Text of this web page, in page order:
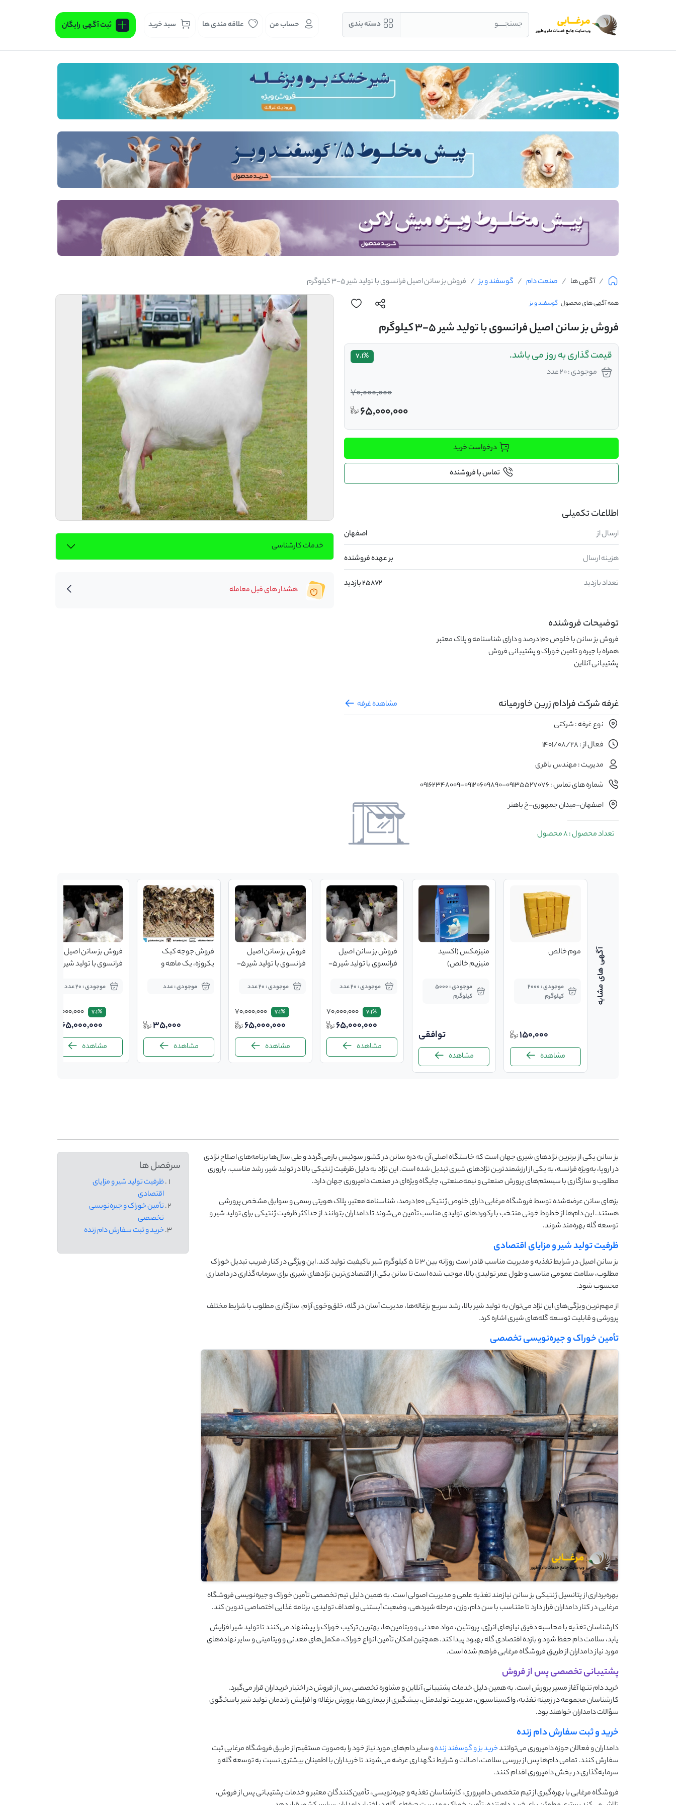
جستجــــو دسته بندی حساب من علاقه مندی ها سبد خرید ثبت آگهی رایگان
آگهی ها صنعت دام گوسفند و بز فروش بز سانن اصیل فرانسوی با تولید شیر 5-3 کیلوگرم
همه آگهی های محصول گوسفند و بز
فروش بز سانن اصیل فرانسوی با تولید شیر 5-3 کیلوگرم
قیمت گذاری به روز می باشد.
موجودی : 20 عدد
7.1%
70,000,000
65,000,000
درخواست خرید
تماس با فروشنده
اطلاعات تکمیلی
ارسال از اصفهان
هزینه ارسال بر عهده فروشنده
تعداد بازدید 25872 بازدید
توضیحات فروشنده
پشتیبانی آنلاین
غرفه شرکت فرادام زرین خاورمیانه
مشاهده غرفه
نوع غرفه : شرکتی
فعال از : 1401/08/28
مدیریت : مهندس باقری
شماره های تماس : 09135527076-09120609890-09162348009
اصفهان-میدان جمهوری-خ باهنر
تعداد محصول : 8 محصول
خدمات کارشناسی
هشدار های قبل معامله
موم خالص
موجودی : 2000
کیلوگرم
150,000
مشاهده
منیزمکس (اکسید
منیزیم خالص)
موجودی : 5000
کیلوگرم
توافقی
مشاهده
فروش بز سانن اصیل
فرانسوی با تولید شیر 5-
موجودی : 20 عدد
7.1%
70,000,000
65,000,000
مشاهده
فروش بز سانن اصیل
فرانسوی با تولید شیر 5-
موجودی : 20 عدد
7.1%
70,000,000
65,000,000
مشاهده
فروش جوجه کبک
یکروزه، یک ماهه و
موجودی : عدد
35,000
مشاهده
فروش بز سانن اصیل
موجودی : 20 عدد
7.1%
70,000,000
65,000,000
مشاهده
بز سانن یکی از برترین نژادهای شیری جهان است که خاستگاه اصلی آن به دره سانن در کشور سوئیس بازمی‌گردد و طی سال‌ها برنامه‌های اصلاح نژادی
در اروپا، به‌ویژه فرانسه، به یکی از ارزشمندترین نژادهای شیری تبدیل شده است. این نژاد به دلیل ظرفیت ژنتیکی بالا در تولید شیر، رشد مناسب، باروری
مطلوب و سازگاری با سیستم‌های پرورش صنعتی و نیمه‌صنعتی، جایگاه ویژه‌ای در صنعت دامپروری جهان دارد.
بزهای سانن عرضه‌شده توسط فروشگاه مرغابی دارای خلوص ژنتیکی ۱۰۰ درصد، شناسنامه معتبر، پلاک هویتی رسمی و سوابق مشخص پرورشی
هستند. این دام‌ها از خطوط خونی منتخب با رکوردهای تولیدی مناسب تأمین می‌شوند تا دامداران بتوانند از حداکثر ظرفیت ژنتیکی برای تولید شیر و
توسعه گله بهره‌مند شوند.
ظرفیت تولید شیر و مزایای اقتصادی
بز سانن اصیل در شرایط تغذیه و مدیریت مناسب قادر است روزانه بین ۳ تا ۵ کیلوگرم شیر باکیفیت تولید کند. این ویژگی در کنار ضریب تبدیل خوراک
مطلوب، سلامت عمومی مناسب و طول عمر تولیدی بالا، موجب شده است تا سانن یکی از اقتصادی‌ترین نژادهای شیری برای سرمایه‌گذاری در دامداری
محسوب شود.
از مهم‌ترین ویژگی‌های این نژاد می‌توان به تولید شیر بالا، رشد سریع بزغاله‌ها، مدیریت آسان در گله، خلق‌وخوی آرام، سازگاری مطلوب با شرایط مختلف
پرورشی و قابلیت توسعه گله‌های شیری اشاره کرد.
تأمین خوراک و جیره‌نویسی تخصصی
بهره‌برداری از پتانسیل ژنتیکی بز سانن نیازمند تغذیه علمی و مدیریت اصولی است. به همین دلیل تیم تخصصی تأمین خوراک و جیره‌نویسی فروشگاه
مرغابی در کنار دامداران قرار دارد تا متناسب با سن دام، وزن، مرحله شیردهی، وضعیت آبستنی و اهداف تولیدی، برنامه غذایی اختصاصی تدوین کند.
کارشناسان تغذیه با محاسبه دقیق نیازهای انرژی، پروتئین، مواد معدنی و ویتامین‌ها، بهترین ترکیب خوراک را پیشنهاد می‌کنند تا تولید شیر افزایش
یابد، سلامت دام حفظ شود و بازده اقتصادی گله بهبود پیدا کند. همچنین امکان تأمین انواع خوراک، مکمل‌های معدنی و ویتامینی و سایر نهاده‌های
مورد نیاز دامداران از طریق فروشگاه مرغابی فراهم شده است.
پشتیبانی تخصصی پس از فروش
خرید دام تنها آغاز مسیر پرورش است. به همین دلیل خدمات پشتیبانی آنلاین و مشاوره تخصصی پس از فروش در اختیار خریداران قرار می‌گیرد.
کارشناسان مجموعه در زمینه تغذیه، واکسیناسیون، مدیریت تولیدمثل، پیشگیری از بیماری‌ها، پرورش بزغاله و افزایش راندمان تولید شیر پاسخگوی
سؤالات دامداران خواهند بود.
خرید و ثبت سفارش دام زنده
دامداران و فعالان حوزه دامپروری می‌توانندخرید بز و گوسفند زندهو سایر دام‌های مورد نیاز خود را به‌صورت مستقیم از طریق فروشگاه مرغابی ثبت
سفارش کنند. تمامی دام‌ها پس از بررسی سلامت، اصالت و شرایط نگهداری عرضه می‌شوند تا خریداران با اطمینان بیشتری نسبت به توسعه گله و
سرمایه‌گذاری در بخش دامپروری اقدام کنند.
فروشگاه مرغابی با بهره‌گیری از تیم متخصص دامپروری، کارشناسان تغذیه و جیره‌نویسی، تأمین‌کنندگان معتبر و خدمات پشتیبانی پس از فروش،
سرفصل ها
ظرفیت تولید شیر و مزایای
اقتصادی
تأمین خوراک و جیره‌نویسی
تخصصی
خرید و ثبت سفارش دام زنده